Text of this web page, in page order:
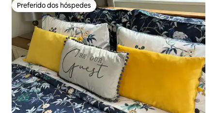
Preferido dos hóspedes
Preferido dos hóspedes